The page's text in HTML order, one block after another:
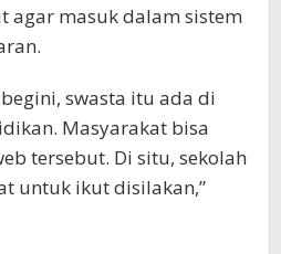
agar masuk dalam sistem
swasta itu ada di
Masyarakat bisa
tersebut. Di situ, sekolah
untuk ikut disilakan,”